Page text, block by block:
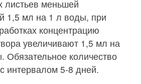
листьев меньшей
1,5 мл на 1 л воды, при
концентрацию
увеличивают 1,5 мл на
Обязательное количество
интервалом 5-8 дней.